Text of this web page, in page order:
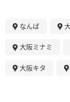
なんば
大阪ミナミ
大阪キタ